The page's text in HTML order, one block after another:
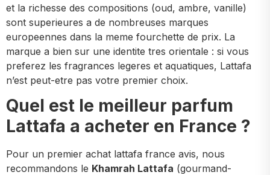
et la richesse des compositions (oud, ambre, vanille)
sont superieures a de nombreuses marques
europeennes dans la meme fourchette de prix. La
marque a bien sur une identite tres orientale : si vous
preferez les fragrances legeres et aquatiques, Lattafa
n’est peut-etre pas votre premier choix.
Quel est le meilleur parfum
Lattafa a acheter en France ?
Pour un premier achat lattafa france avis, nous
recommandons le Khamrah Lattafa (gourmand-